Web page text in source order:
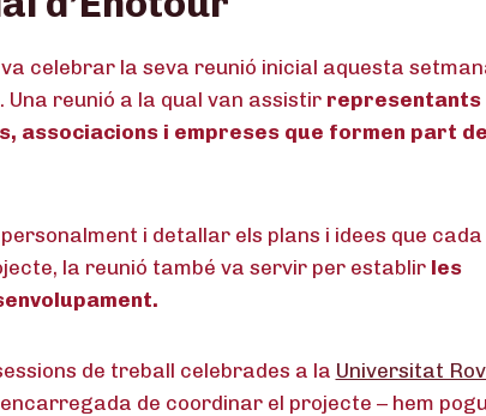
va celebrar la seva reunió inicial aquesta
reunió a la qual van assistir representants
associacions i empreses que formen part
i detallar els plans i idees que cada
la reunió també va servir per establir les
de treball celebrades a la Universitat
de coordinar el projecte – hem